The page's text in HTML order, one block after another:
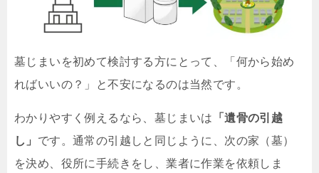
墓じまいを初めて検討する方にとって、「何から始め
ればいいの？」と不安になるのは当然です。
わかりやすく例えるなら、墓じまいは
「遺骨の引越
し」 です。通常の引越しと同じように、次の家（墓）
を決め、役所に手続きをし、業者に作業を依頼しま